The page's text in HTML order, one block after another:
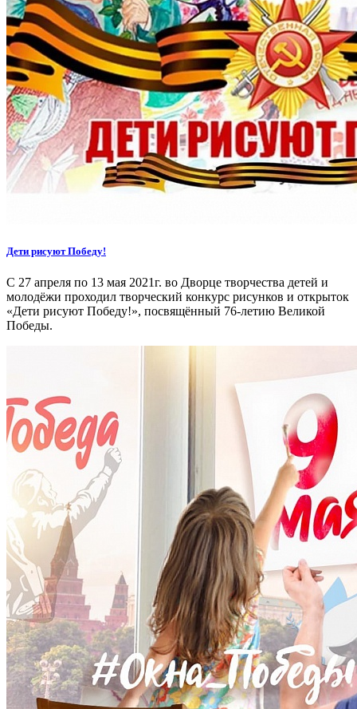
Дети рисуют Победу!
С 27 апреля по 13 мая 2021г. во Дворце творчества детей и
молодёжи проходил творческий конкурс рисунков и открыток
«Дети рисуют Победу!», посвящённый 76-летию Великой
Победы.